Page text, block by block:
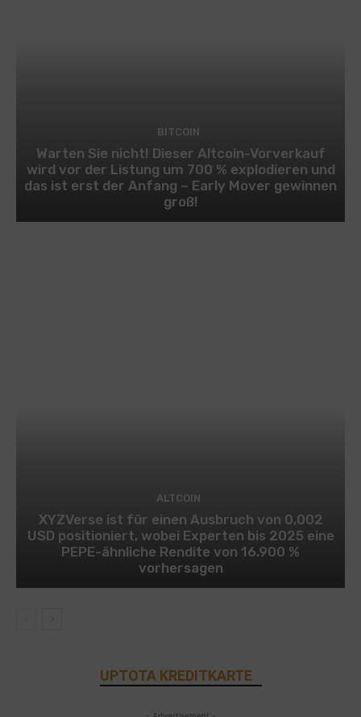
BITCOIN
Warten Sie nicht! Dieser Altcoin-Vorverkauf
wird vor der Listung um 700 % explodieren und
das ist erst der Anfang – Early Mover gewinnen
groß!
ALTCOIN
XYZVerse ist für einen Ausbruch von 0,002
USD positioniert, wobei Experten bis 2025 eine
PEPE-ähnliche Rendite von 16.900 %
vorhersagen
UPTOTA KREDITKARTE